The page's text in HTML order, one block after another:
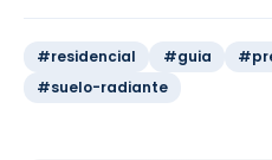
#residencial #guia
#suelo-radiante